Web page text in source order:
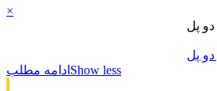
×
ادامه مطلب Show less